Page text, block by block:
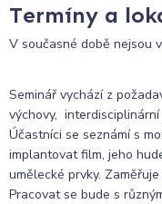
Termíny a
V současné době nejsou
Seminář vychází z
výchovy,
Účastníci se seznámí s
implantovat film, jeho
umělecké prvky.
Pracovat se bude s